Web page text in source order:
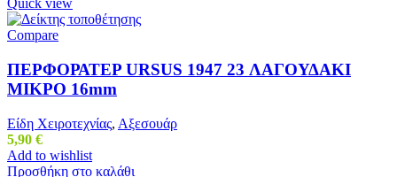
Quick view
Compare
ΠΕΡΦΟΡΑΤΕΡ URSUS 1947 23 ΛΑΓΟΥΔΑΚΙ
ΜΙΚΡΟ 16mm
Είδη Χειροτεχνίας, Αξεσουάρ
5,90 €
Add to wishlist
Προσθήκη στο καλάθι